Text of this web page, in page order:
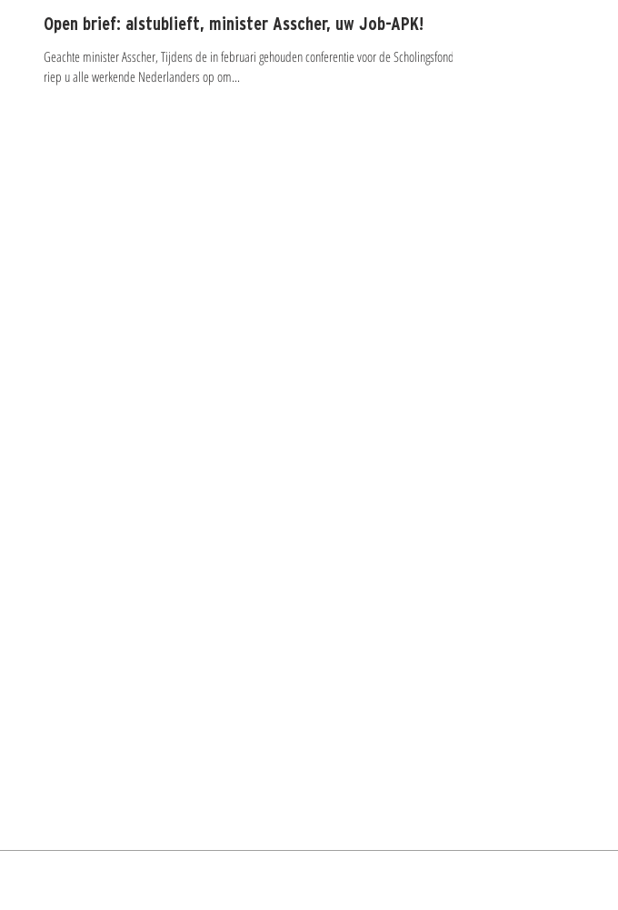
Open brief: alstublieft, minister Asscher, uw Job-APK!
Geachte minister Asscher, Tijdens de in februari gehouden conferentie voor de Scholingsfondsen
riep u alle werkende Nederlanders op om...